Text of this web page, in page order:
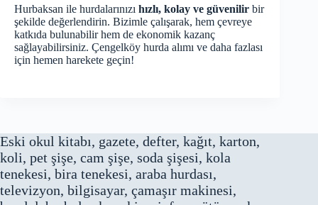
Hurbaksan ile hurdalarınızı hızlı, kolay ve güvenilir bir
şekilde değerlendirin. Bizimle çalışarak, hem çevreye
katkıda bulunabilir hem de ekonomik kazanç
sağlayabilirsiniz. Çengelköy hurda alımı ve daha fazlası
için hemen harekete geçin!
Eski okul kitabı, gazete, defter, kağıt, karton,
koli, pet şişe, cam şişe, soda şişesi, kola
tenekesi, bira tenekesi, araba hurdası,
televizyon, bilgisayar, çamaşır makinesi,